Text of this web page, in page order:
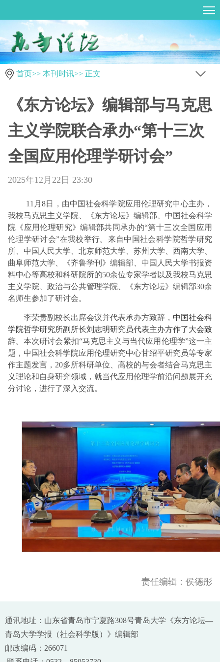
首页>> 本刊时讯>> 正文
《东方论坛》编辑部与马克思
主义学院联合承办“第十三次
全国应用伦理学研讨会”
2025年12月22日 23:30
11月8日，由中国社会科学院应用伦理研究中心主办，
我校马克思主义学院、《东方论坛》编辑部、中国社会科学
院《应用伦理研究》编辑部共同承办的“第十三次全国应用
伦理学研讨会”在我校举行。来自中国社会科学院哲学研究
所、中国人民大学、北京师范大学、苏州大学、西南大学、
曲阜师范大学、《齐鲁学刊》编辑部、中国人民大学书报资
料中心等高校和科研院所的50余位专家学者以及我校马克思
主义学院、政治与公共管理学院、《东方论坛》编辑部30余
名师生参加了研讨会。
李荣贵副校长出席会议并代表承办方致辞， 中国社会科
学院哲学研究所副所长刘志明研究员代表主办方作了大会致
辞。本次研讨会紧扣“马克思主义与当代应用伦理学”这一主
题，中国社会科学院应用伦理研究中心甘绍平研究员等专家
作主题发言， 20多所科研单位、高校的与会者结合马克思主
义理论和自身研究领域，就当代应用伦理学前沿问题展开充
分讨论，进行了深入交流。
责任编辑：侯德彤
通讯地址：山东省青岛市宁夏路308号青岛大学《东方论坛—
青岛大学学报（社会科学版）》编辑部
邮政编码：266071